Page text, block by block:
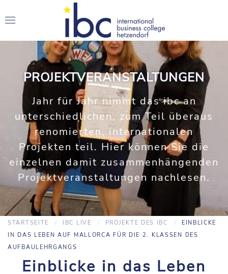
PROJEKTVERANSTALTUNGEN
Jahr für Jahr nimmt das ibc an
unterschiedlichen, zum Teil überaus
renomierten, internationalen
Projekten teil. Hier können Sie die
einzelnen damit zusammenhängenden
Projektveranstaltungen nachlesen.
STARTSEITE IBC LIVE PROJEKTE DES IBC
EINBLICKE
IN DAS LEBEN AUF MALLORCA FÜR DIE 2. KLASSEN DES
AUFBAULEHRGANGS
Einblicke in das Leben